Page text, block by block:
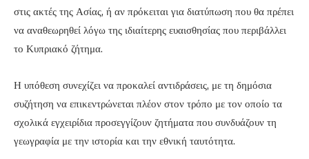
στις ακτές της Ασίας, ή αν πρόκειται για διατύπωση που θα πρέπει
να αναθεωρηθεί λόγω της ιδιαίτερης ευαισθησίας που περιβάλλει
το Κυπριακό ζήτημα.
Η υπόθεση συνεχίζει να προκαλεί αντιδράσεις, με τη δημόσια
συζήτηση να επικεντρώνεται πλέον στον τρόπο με τον οποίο τα
σχολικά εγχειρίδια προσεγγίζουν ζητήματα που συνδυάζουν τη
γεωγραφία με την ιστορία και την εθνική ταυτότητα.